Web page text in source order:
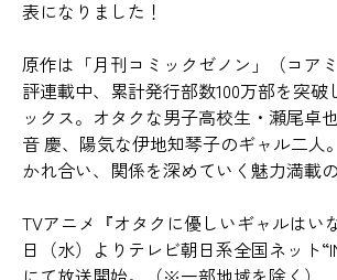
表になりました！
原作は「月刊コミックゼノン」（コア
評連載中、累計発行部数100万部を突破
ックス。オタクな男子高校生・瀬尾卓
音 慶、陽気な伊地知琴子のギャル二人
かれ合い、関係を深めていく魅力満載
TVアニメ『オタクに優しいギャルはい
日（水）よりテレビ朝日系全国ネット